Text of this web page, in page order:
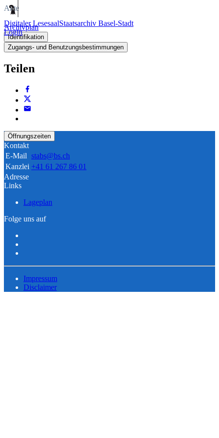
Digitaler LesesaalStaatsarchiv Basel-Stadt
Login
Akte
Archivplan
Identifikation
Zugangs- und Benutzungsbestimmungen
Teilen
Öffnungszeiten
Kontakt
E-Mail stabs@bs.ch
Kanzlei +41 61 267 86 01
Adresse
Links
Lageplan
Folge uns auf
Impressum
Disclaimer